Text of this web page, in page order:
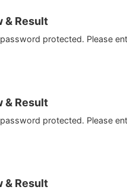
& Result
protected. Please
& Result
protected. Please
& Result